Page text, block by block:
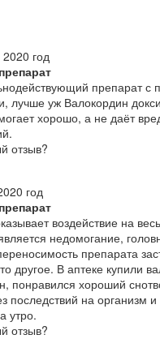
2020 год
препарат с
лучше уж Валокордин
хорошо, а не даёт
отзыв?
год
воздействие на
недомогание,
препарата
другое. В аптеке купили
понравился хороший
последствий на организм
утро.
отзыв?